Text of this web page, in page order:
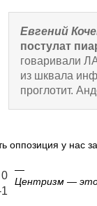
Евгений
постулат
говаривали
из шквала
проглотит.
оппозиция у нас
0
—
Центризм — это